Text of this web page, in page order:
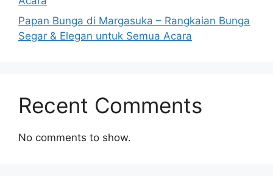
Papan Bunga di Margasuka – Rangkaian Bunga
Segar & Elegan untuk Semua Acara
Recent Comments
No comments to show.